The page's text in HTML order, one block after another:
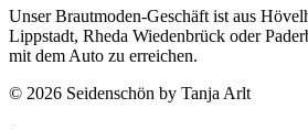
Unser Brautmoden-Geschäft ist aus
Lippstadt, Rheda Wiedenbrück oder
mit dem Auto zu erreichen.
© 2026 Seidenschön by Tanja Arlt